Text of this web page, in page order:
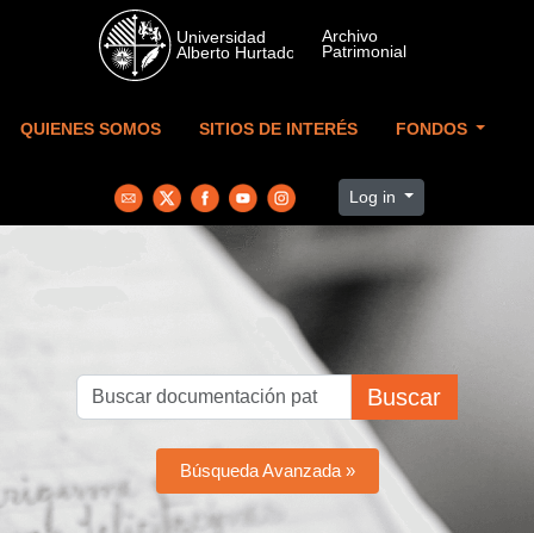
Skip to main content
QUIENES SOMOS SITIOS DE INTERÉS FONDOS
Log in
Buscar
Búsqueda Avanzada »